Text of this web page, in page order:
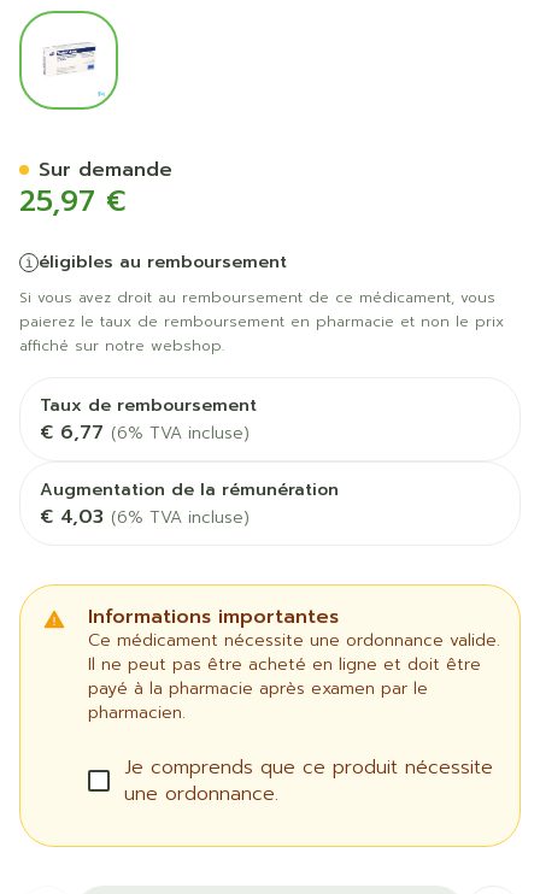
View larger image
25,97 €
éligibles au remboursement
Si vous avez droit au remboursement de ce médicament, vous
paierez le taux de remboursement en pharmacie et non le prix
affiché sur notre webshop.
Taux de remboursement
€ 6,77 (6% TVA incluse)
Augmentation de la rémunération
€ 4,03 (6% TVA incluse)
Informations importantes
Ce médicament nécessite une ordonnance valide.
Il ne peut pas être acheté en ligne et doit être
payé à la pharmacie après examen par le
pharmacien.
Je comprends que ce produit nécessite
une ordonnance.
Sur demande